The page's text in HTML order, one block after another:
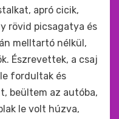
apró cicik,
rövid picsagatya és
melltartó nélkül,
Észrevettek, a csaj
fordultak és
beültem az autóba,
le volt húzva,